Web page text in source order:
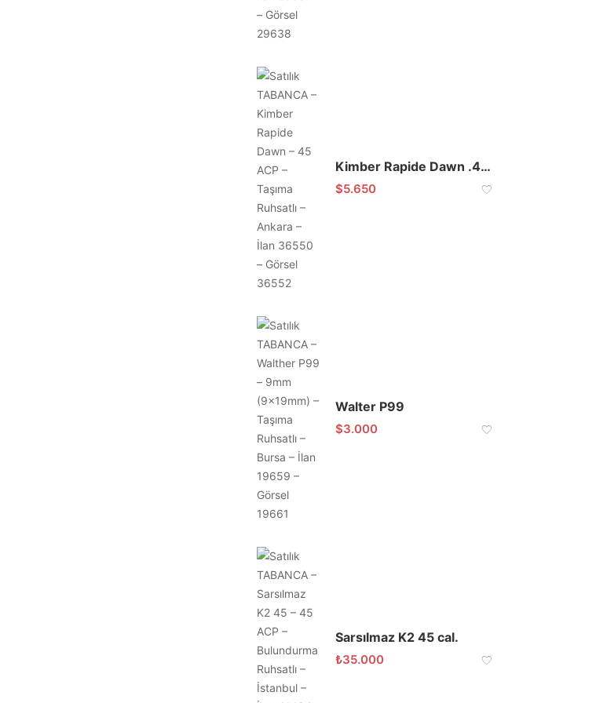
Kimber Rapide Dawn .45 ACP
$5.650
Walter P99
$3.000
Sarsılmaz K2 45 cal.
₺35.000